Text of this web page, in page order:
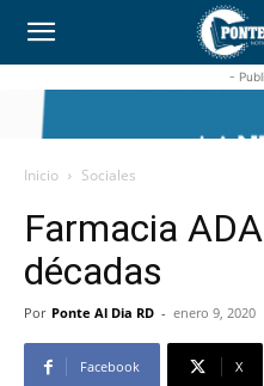
-
Inicio Sociales
Farmacia
décadas
Por Ponte Al Dia RD - enero 9, 2020
Facebook X